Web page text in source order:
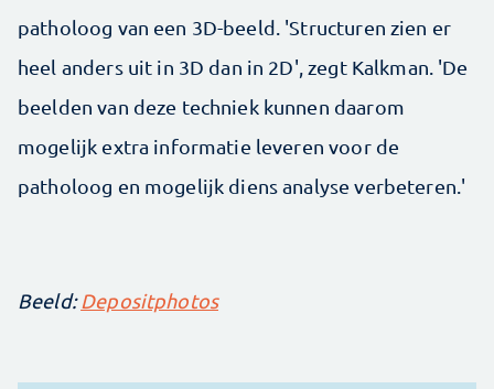
patholoog van een 3D-beeld. 'Structuren zien er
heel anders uit in 3D dan in 2D', zegt Kalkman. 'De
beelden van deze techniek kunnen daarom
mogelijk extra informatie leveren voor de
patholoog en mogelijk diens analyse verbeteren.'
Beeld:Depositphotos